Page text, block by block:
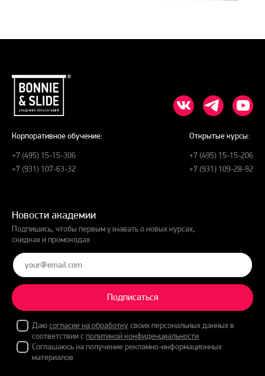
Корпоративное обучение:
+7 (495) 15-15-306
+7 (931) 107-63-32
Открытые курсы:
+7 (495) 15-15-206
+7 (931) 109-28-92
Новости академии
Подпишись, чтобы первым узнавать о новых курсах,
скидках и промокодах
Подписаться
Даюсогласие на обработкусвоих персональных данных в
соответствии сполитикой конфиденциальности
Соглашаюсь на получение рекламно-информационных
материалов